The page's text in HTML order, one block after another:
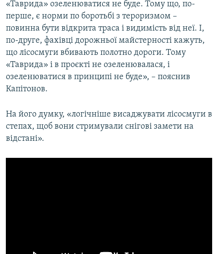
«Таврида» озеленюватися не буде. Тому що, по-
перше, є норми по боротьбі з тероризмом –
повинна бути відкрита траса і видимість від неї. І,
по-друге, фахівці дорожньої майстерності кажуть,
що лісосмуги вбивають полотно дороги. Тому
«Таврида» і в проєкті не озеленювалася, і
озеленюватися в принципі не буде», – пояснив
Капітонов.
На його думку, «логічніше висаджувати лісосмуги в
степах, щоб вони стримували снігові замети на
відстані».